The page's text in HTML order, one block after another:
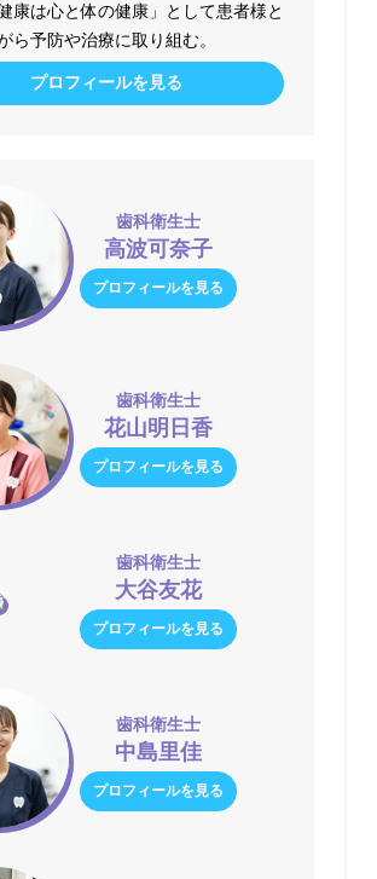
康は心と体の健康」として患者様と
ら予防や治療に取り組む。
プロフィールを見る
歯科衛生士
高波可奈子
プロフィールを見る
歯科衛生士
花山明日香
プロフィールを見る
歯科衛生士
大谷友花
プロフィールを見る
歯科衛生士
中島里佳
プロフィールを見る